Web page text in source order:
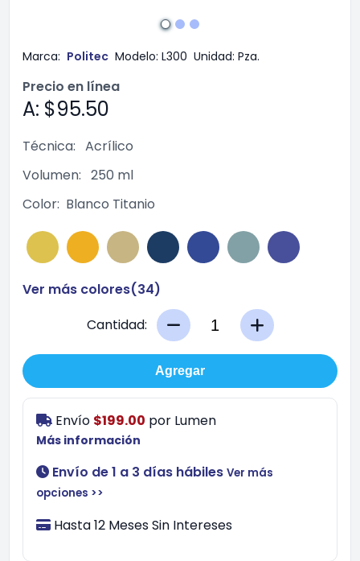
Marca: Politec Modelo: L300 Unidad: Pza.
Precio en línea
A: $95.50
Técnica: Acrílico
Volumen: 250 ml
Color: Blanco Titanio
Ver más colores(34)
Cantidad:
Agregar
Envío $199.00 por Lumen
Más información
Envío de 1 a 3 días hábiles Ver más
opciones >>
Hasta 12 Meses Sin Intereses